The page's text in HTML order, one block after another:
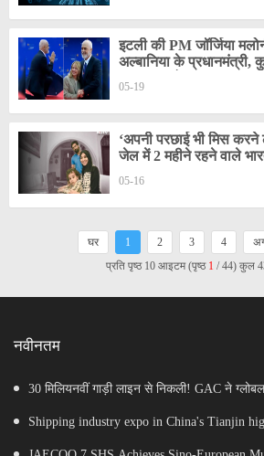
इटली की PM जॉर्जिया
अल्बानिया के प्रधानमंत्री,
05-19
‘अपनी परछाई भी मिस करने
जेल में 2 महीने रहने वाले
05-16
घर 1 2 3 4
प्रति पृष्ठ 10 आइटम (पृष्ठ 1 / 44) कुल
नवीनतम
30 मिलियनवीं गाड़ी लाइन से निकली! GAC ने
माइलस्टोन का जश्न मनाया
Shipping industry expo in China's Tianjin